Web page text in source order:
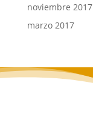
noviembre 2017
marzo 2017